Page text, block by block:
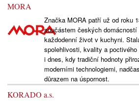
MORA
Značka MORA patří už od roku
součástem českých
každodenní život v kuchyni.
spolehlivosti, kvality a
i dnes, kdy tradiční hodnoty
moderními technologiemi,
důrazem na úspornost.
KORADO a.s.